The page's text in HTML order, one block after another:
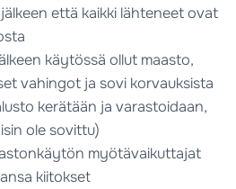
että kaikki lähteneet ovat
käytössä ollut maasto,
vahingot ja sovi korvauksista
kerätään ja varastoidaan,
ole sovittu)
myötävaikuttajat
kiitokset